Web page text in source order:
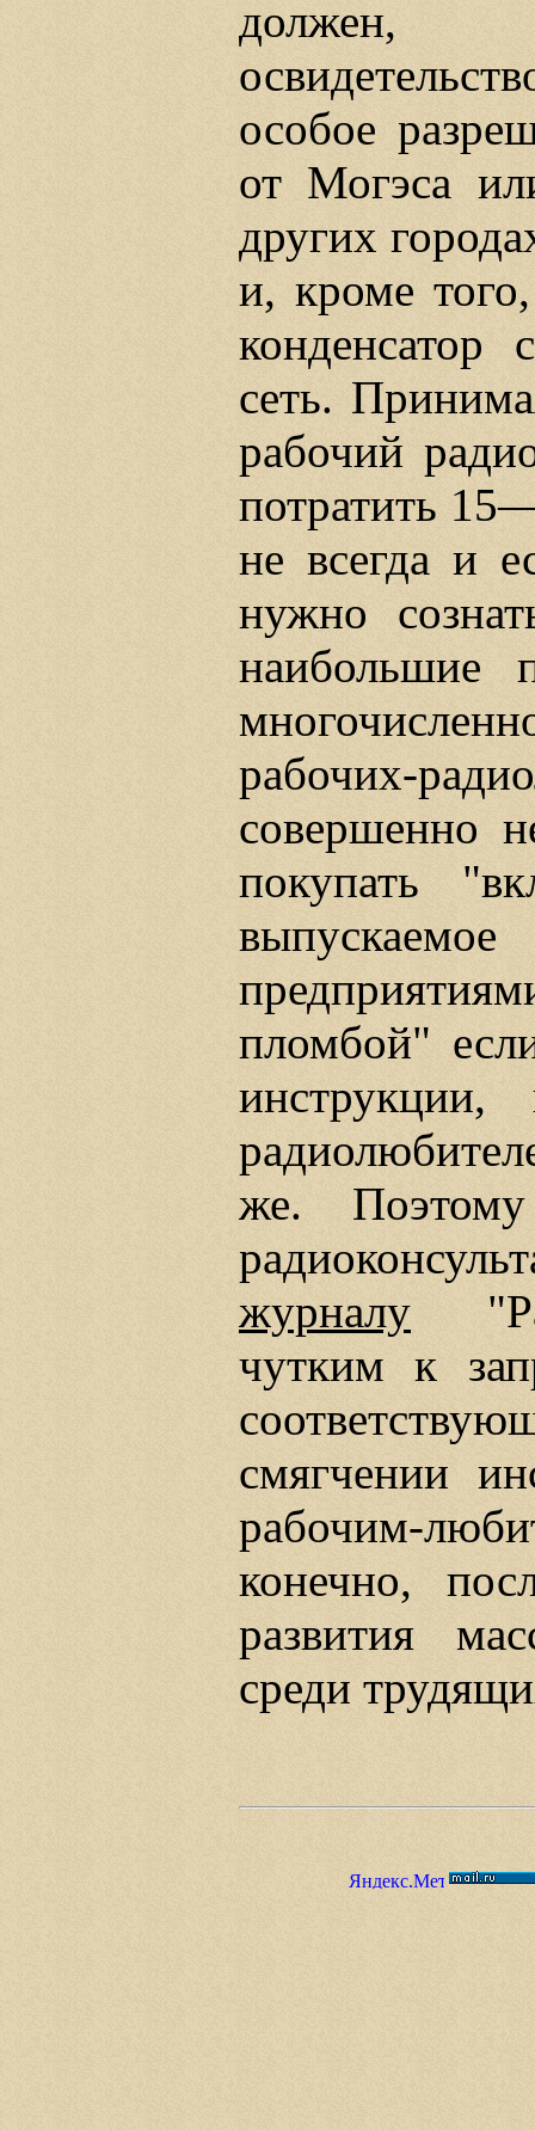
особое
от Могэса
других
и, кроме
сеть.
рабочий
потратить
не всегда и
нужно
наибольшие
рабочих-
совершенно
покупать
пломбой"
инструкции,
же.
журналу
чутким к
смягчении
рабочим-
конечно,
развития
среди